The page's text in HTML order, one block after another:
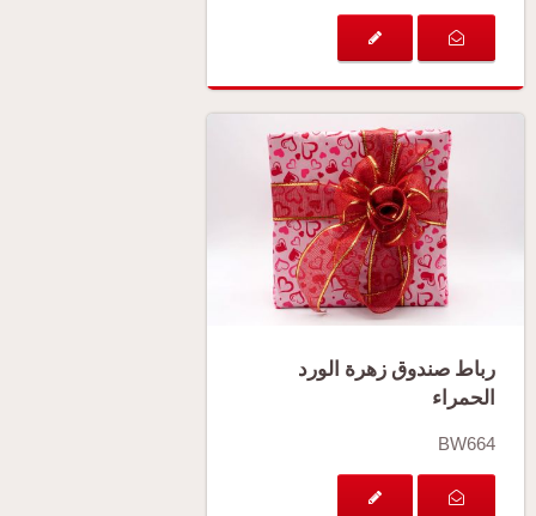
رباط صندوق زهرة الورد
الحمراء
BW664